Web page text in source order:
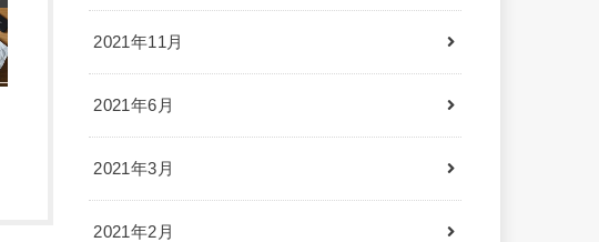
2021年11月
2021年6月
2021年3月
2021年2月